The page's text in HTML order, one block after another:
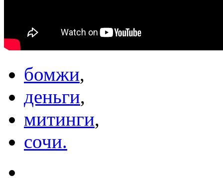
бомжи,
деньги,
митинги,
сочи.